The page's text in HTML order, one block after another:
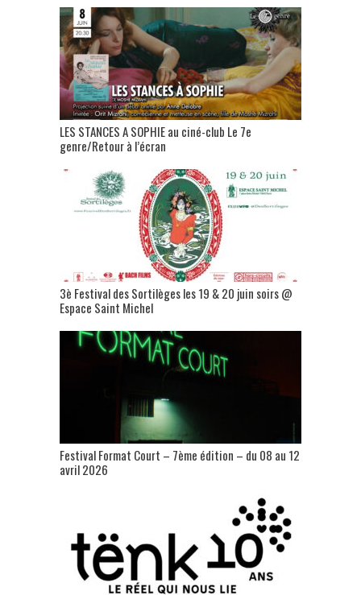
LES STANCES A SOPHIE au ciné-club Le 7e
genre/Retour à l’écran
3è Festival des Sortilèges les 19 & 20 juin soirs @
Espace Saint Michel
Festival Format Court – 7ème édition – du 08 au 12
avril 2026